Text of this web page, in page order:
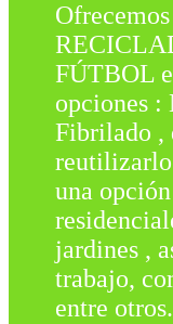
FÚTBOL
opciones
Fibrilado ,
reutilizarlo
una
jardines ,
trabajo,
entre otros.